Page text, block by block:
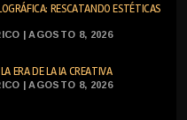
RESCATANDO ESTÉTICAS
| AGOSTO 8, 2026
ERA DE LA IA CREATIVA
| AGOSTO 8, 2026